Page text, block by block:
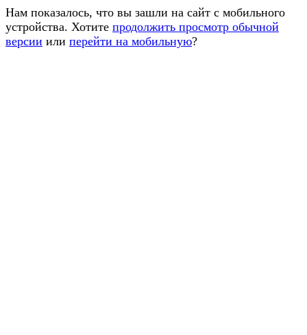
Нам показалось, что вы зашли на сайт с мобильного
устройства. Хотите продолжить просмотр обычной
версии или перейти на мобильную?